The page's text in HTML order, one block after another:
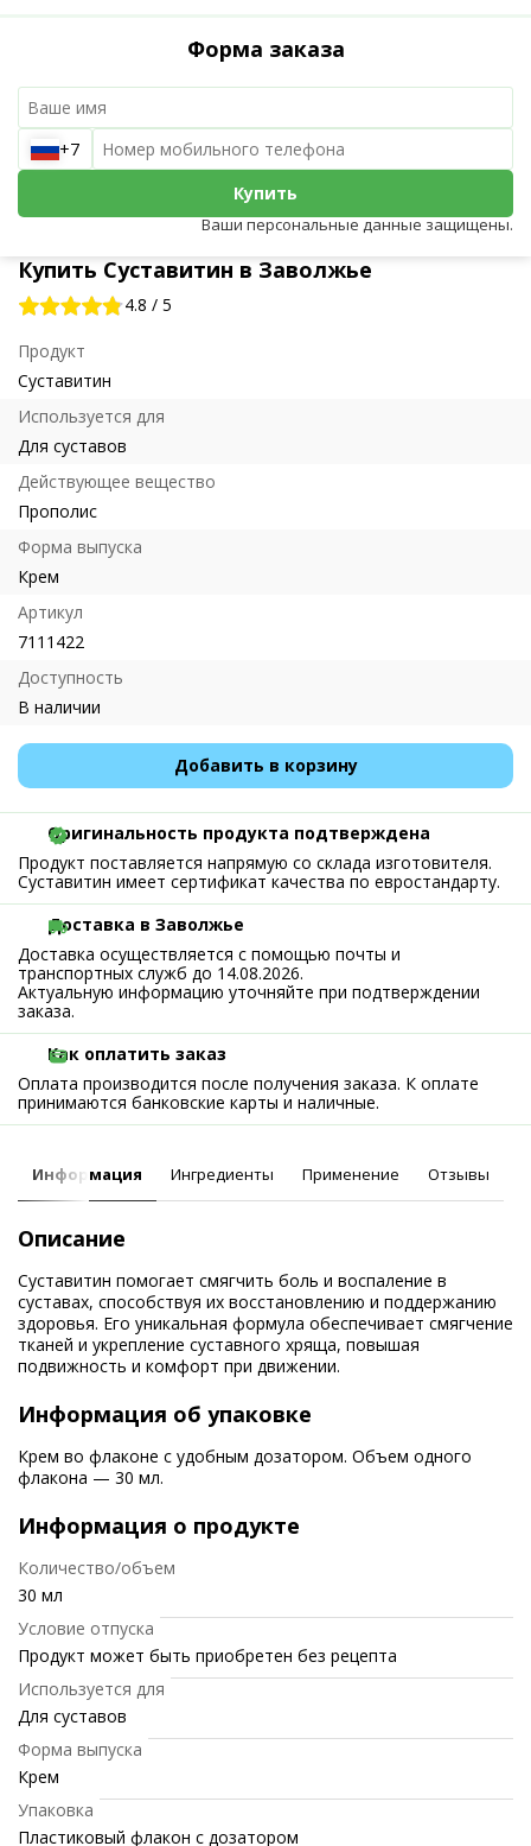
Купить Суставитин в Заволжье
4.8 / 5
Продукт
Суставитин
Используется для
Для суставов
Действующее вещество
Прополис
Форма выпуска
Крем
Артикул
7111422
Доступность
В наличии
Добавить в корзину
Форма заказа
+7
Купить
Ваши персональные данные защищены.
Оригинальность продукта подтверждена
Продукт поставляется напрямую со склада изготовителя.
Суставитин имеет сертификат качества по евростандарту.
Доставка в Заволжье
Доставка осуществляется с помощью почты и
транспортных служб до 14.08.2026.
Актуальную информацию уточняйте при подтверждении
заказа.
Как оплатить заказ
Оплата производится после получения заказа. К оплате
принимаются банковские карты и наличные.
Информация Ингредиенты Применение Отзывы
Описание
Суставитин помогает смягчить боль и воспаление в
суставах, способствуя их восстановлению и поддержанию
здоровья. Его уникальная формула обеспечивает смягчение
тканей и укрепление суставного хряща, повышая
подвижность и комфорт при движении.
Информация об упаковке
Крем во флаконе с удобным дозатором. Объем одного
флакона — 30 мл.
Информация о продукте
Количество/объем
30 мл
Условие отпуска
Продукт может быть приобретен без рецепта
Используется для
Для суставов
Форма выпуска
Крем
Упаковка
Пластиковый флакон с дозатором